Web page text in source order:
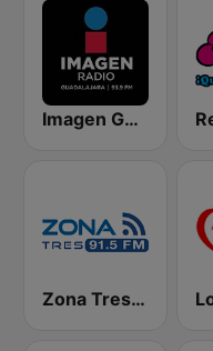
Imagen Guadalajara 93.9 FM
Zona Tres 91.5 FM